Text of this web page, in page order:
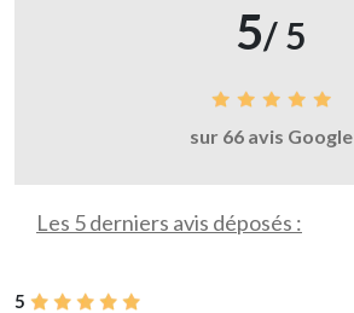
5/ 5
sur 66 avis Google
Les 5 derniers avis déposés :
5